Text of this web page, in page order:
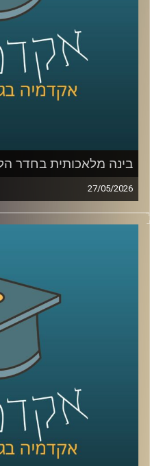
לממשל, דיפלומטיה
בכיר ב־המכון למדיניות נגד
קרדיט תמונות:AudioVersity
בינה מלאכותית בחדר
27/05/2026
הרפואה נמצאת היום באחת
ביותר בתולדותיה.
בינה מלאכותית כבר לא
נכנסת אל תוך חדרי הטיפול,
ולעיתים גם אל תוך ההחלטות
האם זה הופך את הרפואה
האופן שבו רופאים חושבים,
כדי להבין איך השינוי הזה
התחומים הכי רגישים
איתנו היום פרופ’ אסנת
בבילינסון ומשנה לדיקן בית